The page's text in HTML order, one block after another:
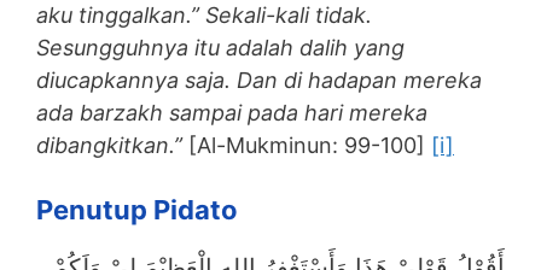
aku tinggalkan.” Sekali-kali tidak.
Sesungguhnya itu adalah dalih yang
diucapkannya saja. Dan di hadapan mereka
ada barzakh sampai pada hari mereka
dibangkitkan.”[Al-Mukminun: 99-100] [i]
Penutup Pidato